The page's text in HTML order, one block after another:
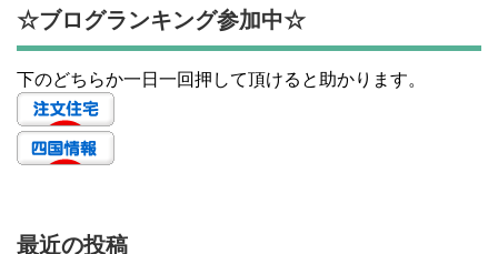
☆ブログランキング参加中☆
下のどちらか一日一回押して頂けると助かります。
最近の投稿